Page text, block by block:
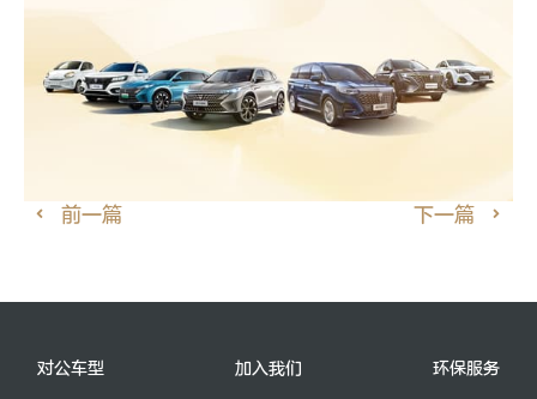
前一篇 下一篇
对公车型 加入我们 环保服务